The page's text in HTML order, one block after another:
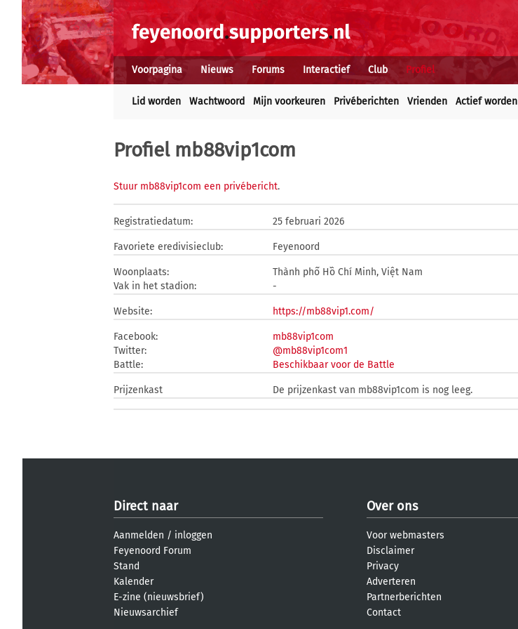
Voorpagina Nieuws Forums Interactief Club Profiel
Lid worden Wachtwoord Mijn voorkeuren Privéberichten Vrienden Actief worden
Profiel mb88vip1com
Stuur mb88vip1com een privébericht.
Registratiedatum: 25 februari 2026
Favoriete eredivisieclub: Feyenoord
Woonplaats:
Thành phố Hồ Chí Minh, Việt Nam
Vak in het stadion:
-
Website: https://mb88vip1.com/
Facebook:
mb88vip1com
Twitter:
@mb88vip1com1
Battle:
Beschikbaar voor de Battle
Prijzenkast De prijzenkast van mb88vip1com is nog leeg.
Direct naar
Aanmelden / inloggen
Feyenoord Forum
Stand
Kalender
E-zine (nieuwsbrief)
Nieuwsarchief
Over ons
Voor webmasters
Disclaimer
Privacy
Adverteren
Partnerberichten
Contact